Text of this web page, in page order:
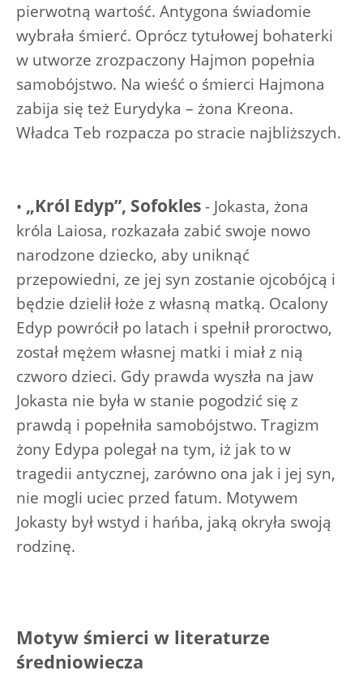
pierwotną wartość. Antygona świadomie
wybrała śmierć. Oprócz tytułowej bohaterki
w utworze zrozpaczony Hajmon popełnia
samobójstwo. Na wieść o śmierci Hajmona
zabija się też Eurydyka – żona Kreona.
Władca Teb rozpacza po stracie najbliższych.
• „Król Edyp”, Sofokles- Jokasta, żona
króla Laiosa, rozkazała zabić swoje nowo
narodzone dziecko, aby uniknąć
przepowiedni, ze jej syn zostanie ojcobójcą i
będzie dzielił łoże z własną matką. Ocalony
Edyp powrócił po latach i spełnił proroctwo,
został mężem własnej matki i miał z nią
czworo dzieci. Gdy prawda wyszła na jaw
Jokasta nie była w stanie pogodzić się z
prawdą i popełniła samobójstwo. Tragizm
żony Edypa polegał na tym, iż jak to w
tragedii antycznej, zarówno ona jak i jej syn,
nie mogli uciec przed fatum. Motywem
Jokasty był wstyd i hańba, jaką okryła swoją
rodzinę.
Motyw śmierci w literaturze
średniowiecza